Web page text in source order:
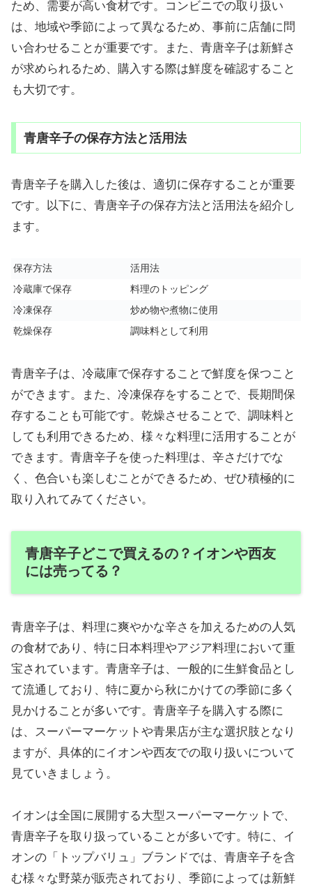
ため、需要が高い食材です。コンビニでの取り扱い
は、地域や季節によって異なるため、事前に店舗に問
い合わせることが重要です。また、青唐辛子は新鮮さ
が求められるため、購入する際は鮮度を確認すること
も大切です。
青唐辛子の保存方法と活用法
青唐辛子を購入した後は、適切に保存することが重要
です。以下に、青唐辛子の保存方法と活用法を紹介し
ます。
保存方法
活用法
冷蔵庫で保存
料理のトッピング
冷凍保存
炒め物や煮物に使用
乾燥保存
調味料として利用
青唐辛子は、冷蔵庫で保存することで鮮度を保つこと
ができます。また、冷凍保存をすることで、長期間保
存することも可能です。乾燥させることで、調味料と
しても利用できるため、様々な料理に活用することが
できます。青唐辛子を使った料理は、辛さだけでな
く、色合いも楽しむことができるため、ぜひ積極的に
取り入れてみてください。
青唐辛子どこで買えるの？イオンや西友
には売ってる？
青唐辛子は、料理に爽やかな辛さを加えるための人気
の食材であり、特に日本料理やアジア料理において重
宝されています。青唐辛子は、一般的に生鮮食品とし
て流通しており、特に夏から秋にかけての季節に多く
見かけることが多いです。青唐辛子を購入する際に
は、スーパーマーケットや青果店が主な選択肢となり
ますが、具体的にイオンや西友での取り扱いについて
見ていきましょう。
イオンは全国に展開する大型スーパーマーケットで、
青唐辛子を取り扱っていることが多いです。特に、イ
オンの「トップバリュ」ブランドでは、青唐辛子を含
む様々な野菜が販売されており、季節によっては新鮮